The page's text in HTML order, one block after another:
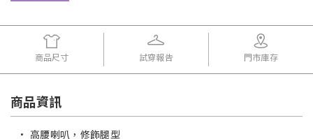
商品尺寸 試穿報告 門市庫存
商品資訊
• 高腰喇叭，修飾腿型